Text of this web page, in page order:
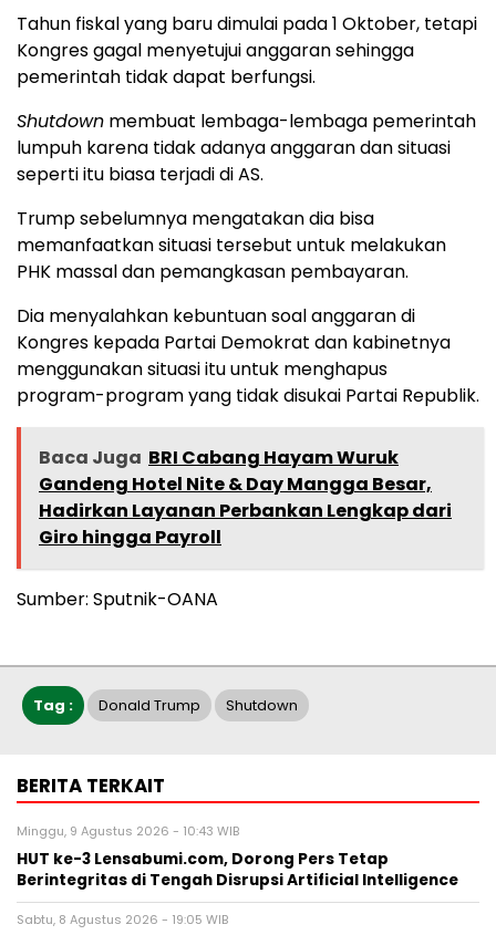
Tahun fiskal yang baru dimulai pada 1 Oktober, tetapi
Kongres gagal menyetujui anggaran sehingga
pemerintah tidak dapat berfungsi.
Shutdown membuat lembaga-lembaga pemerintah
lumpuh karena tidak adanya anggaran dan situasi
seperti itu biasa terjadi di AS.
Trump sebelumnya mengatakan dia bisa
memanfaatkan situasi tersebut untuk melakukan
PHK massal dan pemangkasan pembayaran.
Dia menyalahkan kebuntuan soal anggaran di
Kongres kepada Partai Demokrat dan kabinetnya
menggunakan situasi itu untuk menghapus
program-program yang tidak disukai Partai Republik.
Baca Juga BRI Cabang Hayam Wuruk
Gandeng Hotel Nite & Day Mangga Besar,
Hadirkan Layanan Perbankan Lengkap dari
Giro hingga Payroll
Sumber: Sputnik-OANA
Tag : Donald Trump Shutdown
BERITA TERKAIT
Minggu, 9 Agustus 2026 - 10:43 WIB
HUT ke-3 Lensabumi.com, Dorong Pers Tetap
Berintegritas di Tengah Disrupsi Artificial Intelligence
Sabtu, 8 Agustus 2026 - 19:05 WIB